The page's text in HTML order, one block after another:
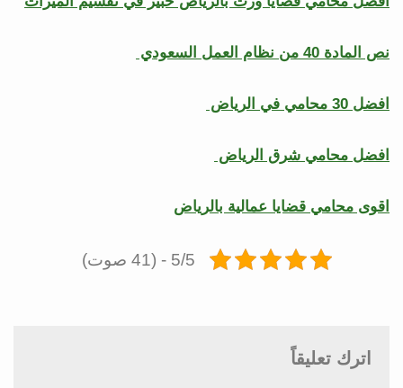
نص المادة 40 من نظام العمل السعودي
افضل 30 محامي في الرياض
افضل محامي شرق الرياض
اقوى محامي قضايا عمالية بالرياض
5/5 - (41 صوت)
اترك تعليقاً